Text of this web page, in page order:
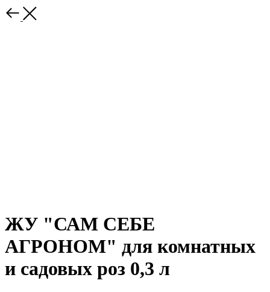
ЖУ "САМ СЕБЕ
АГРОНОМ" для комнатных
и садовых роз 0,3 л